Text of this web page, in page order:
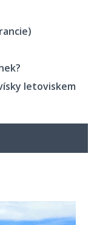
letoviskem